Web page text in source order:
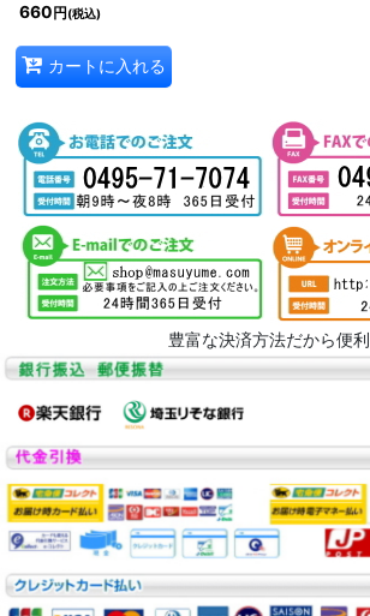
660円(税込)
カートに入れる
豊富な決済方法だから便利